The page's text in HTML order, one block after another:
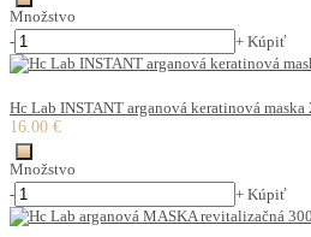
Množstvo
-
+ Kúpiť
Hc Lab INSTANT arganová keratinová maska
16.00 €
Množstvo
-
+ Kúpiť